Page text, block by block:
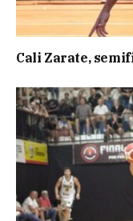
Cali Zarate,